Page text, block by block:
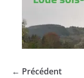
← Précédent